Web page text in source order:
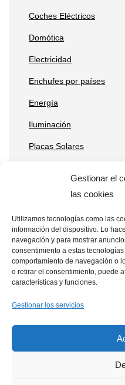
Gestionar el
las cookies
Utilizamos tecnologías como las
información del dispositivo. Lo
navegación y para mostrar
consentimiento a estas
comportamiento de navegación o
o retirar el consentimiento, puede
características y funciones.
Gestionar los servicios
Coches Eléctricos
Domótica
Electricidad
Enchufes por países
Energía
Iluminación
Placas Solares
Entradas
Qué ventajas tienen las
telecomunicaciones